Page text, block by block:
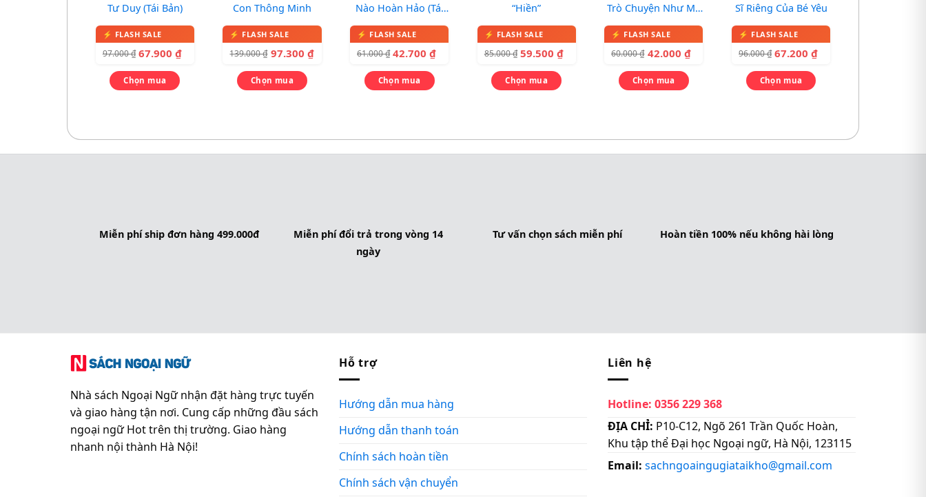
Tư Duy (Tái Bản)
97.000₫ 67.900₫
Chọn mua
Con Thông Minh
139.000₫ 97.300 ₫
Chọn mua
Nào Hoàn Hảo (Tái
Bản)
61.000₫ 42.700₫
Chọn mua
“Hiền”
85.000₫ 59.500₫
Chọn mua
Trò Chuyện Như Mẹ
Nhật Giúp Con Phát
Triển Tư Duy
60.000₫ 42.000 ₫
Chọn mua
Sĩ Riêng Của Bé Yêu
96.000₫ 67.200₫
Chọn mua
Miễn phí ship đơn hàng 499.000đ
Miễn phí đổi trả trong vòng 14
ngày
Tư vấn chọn sách miễn phí Hoàn tiền 100% nếu không hài lòng
Nhà sách Ngoại Ngữ nhận đặt hàng trực tuyến
và giao hàng tận nơi. Cung cấp những đầu sách
ngoại ngữ Hot trên thị trường. Giao hàng
nhanh nội thành Hà Nội!
Hỗ trợ
Hướng dẫn mua hàng
Hướng dẫn thanh toán
Chính sách hoàn tiền
Chính sách vận chuyển
Liên hệ
Hotline: 0356 229 368
ĐỊA CHỈ: P10-C12, Ngõ 261 Trần Quốc Hoàn,
Khu tập thể Đại học Ngoại ngữ, Hà Nội, 123115
Email: sachngoaingugiataikho@gmail.com